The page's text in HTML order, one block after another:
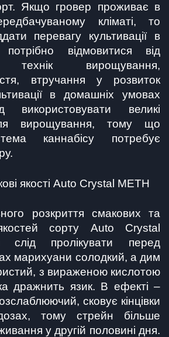
Якщо гровер проживає в
кліматі, то
перевагу культивації в
відмовитися від
технік вирощування,
втручання у розвиток
в домашніх умовах
використовувати великі
вирощування, тому що
каннабісу потребує
якості Auto Crystal METH
розкриття смакових та
сорту Auto Crystal
пролікувати перед
марихуани солодкий, а дим
з вираженою кислотою
дражнить язик. В ефекті –
сковує кінцівки
тому стрейн більше
у другій половині дня.